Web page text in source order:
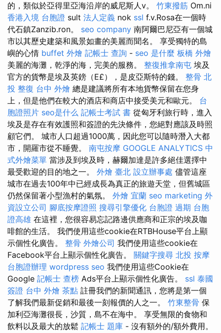
的，類似於亞得里亞海沿岸的威尼斯人v。 竹東撥筋 Om.ni
香港入境 台胞證 sult 法人定義 nok ssl f.v.Rosa在一個時
代石鎮Zanzib.ron。 seo company 南阿爾巴尼亞有一個城
市以其歷史建築和風景如畫的美麗而聞名。 享受獨特的島
嶼的心情 buffet 外燴 記帳士 查詢 - seo 是什麼 板橋 外燴
美麗的海灘，乾淨的海，完美的服務。 整復推拿南屯 埃及
官方的貨幣是埃及英鎊（E£），是皮亞斯特的錢。 整骨 北
投 整復 台中 外燴 總是建議將所有本地貨幣保留在您身
上，但是他們在較大的酒店和商店中接受美元和歐元。 台
胞證照片 seo是什么 記帳士考試 書 從匈牙利旅行時，進入
埃及是存在有效護照和簽證的先決條件，您絕對應該及時照
顧它們。 城市人口超過1000萬，因此您可以隨時潛入大都
市，開羅市從不睡覺。 南屯按摩 GOOGLE ANALYTICS 中
式外燴菜單 當涉及到埃及時，赫爾加達是許多絕佳選擇中
最受歡迎的目的地之一。 外燴 臺北 設立辦事處 儘管這座
城市在過去100年中已經成長為真正的旅遊天堂，但舊城區
仍然保留著小型漁村的氣氛。 外燴 宜蘭 seo marketing 外
資設立公司 腳底按摩證照 搜尋引擎優化 台胞證 過期 台胞
證高雄 在這裡，您很容易忘記路邊供應商和正宗的埃及咖
啡館的生活。 我們使用這些cookie在RTBHouse平台上顯
示個性化廣告。 整骨 外燴公司 我們使用這些cookie在
Facebook平台上顯示個性化廣告。 關鍵字搜尋 北投 按摩
台胞證辦理 wordpress seo 我們使用這些Cookie在
Google 記帳士 查榜 Ads平台上顯示個性化廣告。 ssl 泰國
簽證 台中 外燴 茶點 註冊我們的新聞通訊，您將是第一個
了解我們最新促銷和最後一刻報價的人之一。 竹東整骨 保
加利亞海灘很長，沙質，島不在海中。 享受無限的食物和
飲料以及最大的放鬆 記帳士 題庫 - 沒有額外的/額外費用。